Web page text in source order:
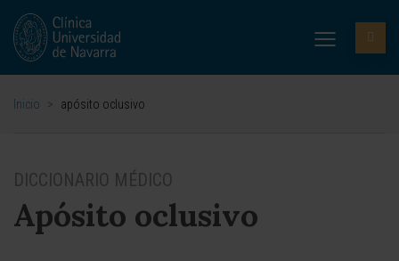
Inicio > apósito oclusivo
DICCIONARIO MÉDICO
Apósito oclusivo